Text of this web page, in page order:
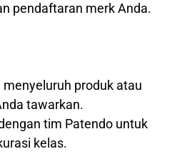
pendaftaran merk Anda.
produk atau
tawarkan.
tim Patendo untuk
kelas.